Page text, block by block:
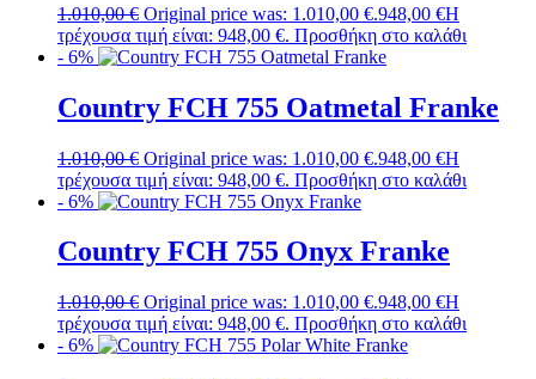
1.010,00€ Original price was: 1.010,00 €.948,00 €Η
τρέχουσα τιμή είναι: 948,00 €. Προσθήκη στο καλάθι
- 6%
Country FCH 755 Oatmetal Franke
1.010,00€ Original price was: 1.010,00 €.948,00 €Η
τρέχουσα τιμή είναι: 948,00 €. Προσθήκη στο καλάθι
- 6%
Country FCH 755 Onyx Franke
1.010,00€ Original price was: 1.010,00 €.948,00 €Η
τρέχουσα τιμή είναι: 948,00 €. Προσθήκη στο καλάθι
- 6%